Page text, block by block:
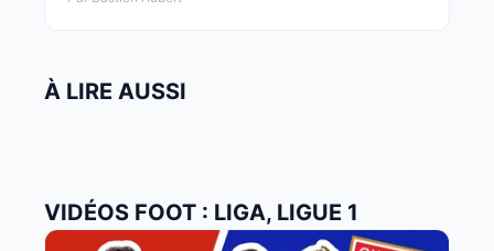
À LIRE AUSSI
VIDÉOS FOOT : LIGA, LIGUE 1